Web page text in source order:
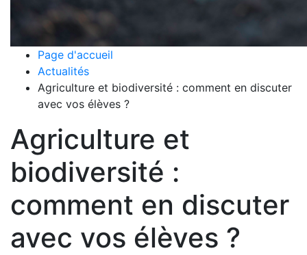
Page d'accueil
Actualités
Agriculture et biodiversité : comment en discuter
avec vos élèves ?
Agriculture et
biodiversité :
comment en discuter
avec vos élèves ?